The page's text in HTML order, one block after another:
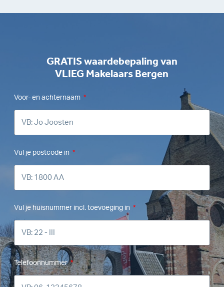
GRATIS waardebepaling van
VLIEG Makelaars Bergen
Voor- en achternaam
Vul je postcode in
Vul je huisnummer incl. toevoeging in
Telefoonnummer